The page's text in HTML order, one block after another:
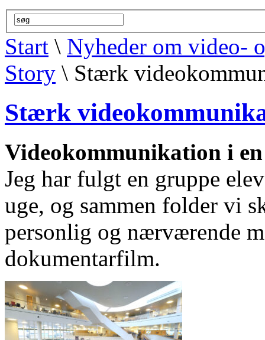
Start \ Nyheder om video-
Story \ Stærk
Stærk
Videokommunikation i
Jeg har fulgt en gruppe
uge, og sammen folder vi
personlig og nærværende
dokumentarfilm.